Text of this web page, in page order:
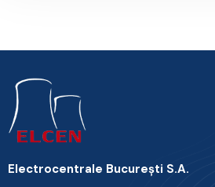
Electrocentrale Bucureşti S.A.